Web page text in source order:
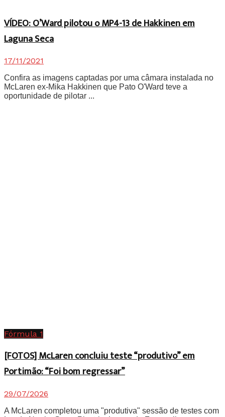
VÍDEO: O’Ward pilotou o MP4-13 de Hakkinen em
Laguna Seca
17/11/2021
Confira as imagens captadas por uma câmara instalada no
McLaren ex-Mika Hakkinen que Pato O'Ward teve a
oportunidade de pilotar ...
Fórmula 1
[FOTOS] McLaren concluiu teste “produtivo” em
Portimão: “Foi bom regressar”
29/07/2026
A McLaren completou uma "produtiva" sessão de testes com